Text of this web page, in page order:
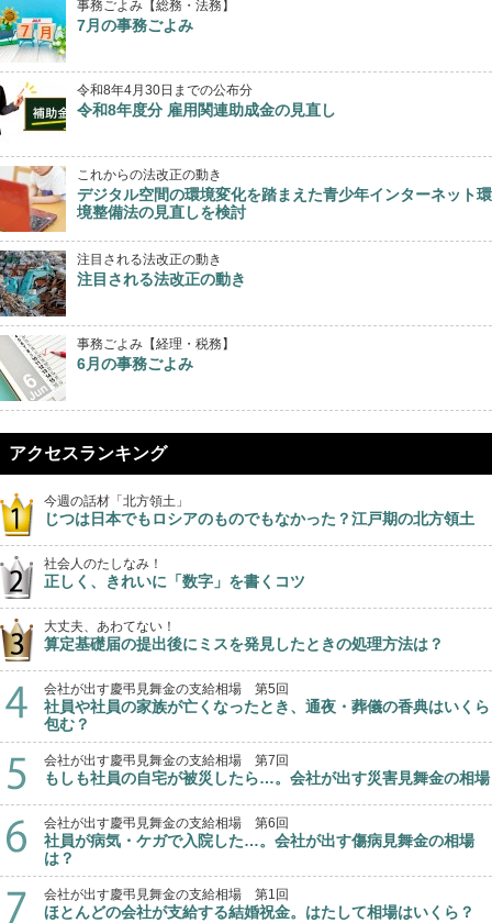
事務ごよみ【総務・法務】
7月の事務ごよみ
令和8年4月30日までの公布分
令和8年度分 雇用関連助成金の見直し
これからの法改正の動き
デジタル空間の環境変化を踏まえた青少年インターネット環
境整備法の見直しを検討
注目される法改正の動き
注目される法改正の動き
事務ごよみ【経理・税務】
6月の事務ごよみ
アクセスランキング
今週の話材「北方領土」
じつは日本でもロシアのものでもなかった？江戸期の北方領土
社会人のたしなみ！
正しく、きれいに「数字」を書くコツ
大丈夫、あわてない！
算定基礎届の提出後にミスを発見したときの処理方法は？
会社が出す慶弔見舞金の支給相場 第5回
社員や社員の家族が亡くなったとき、通夜・葬儀の香典はいくら
包む？
会社が出す慶弔見舞金の支給相場 第7回
もしも社員の自宅が被災したら…。会社が出す災害見舞金の相場
会社が出す慶弔見舞金の支給相場 第6回
社員が病気・ケガで入院した…。会社が出す傷病見舞金の相場
は？
会社が出す慶弔見舞金の支給相場 第1回
ほとんどの会社が支給する結婚祝金。はたして相場はいくら？